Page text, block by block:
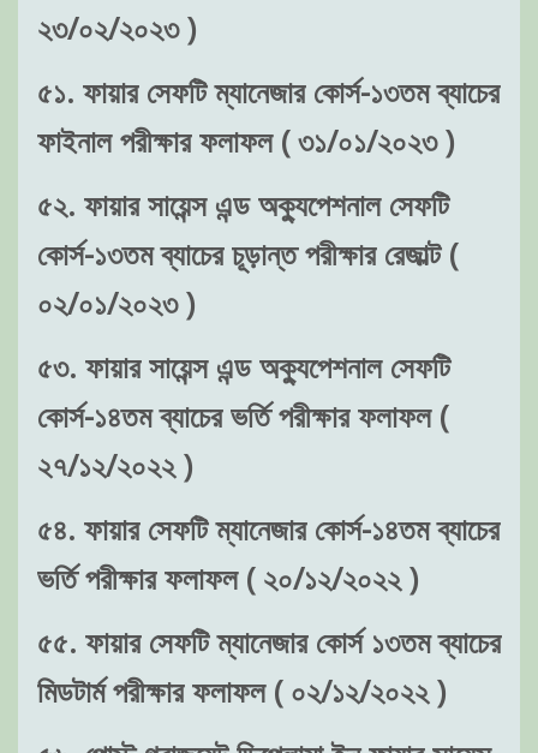
২৩/০২/২০২৩ )
৫১. ফায়ার সেফটি ম্যানেজার কোর্স-১৩তম ব্যাচের
ফাইনাল পরীক্ষার ফলাফল ( ৩১/০১/২০২৩ )
৫২. ফায়ার সায়েন্স এন্ড অক্যুপেশনাল সেফটি
কোর্স-১৩তম ব্যাচের চূড়ান্ত পরীক্ষার রেজাল্ট (
০২/০১/২০২৩ )
৫৩. ফায়ার সায়েন্স এন্ড অক্যুপেশনাল সেফটি
কোর্স-১৪তম ব্যাচের ভর্তি পরীক্ষার ফলাফল (
২৭/১২/২০২২ )
৫৪. ফায়ার সেফটি ম্যানেজার কোর্স-১৪তম ব্যাচের
ভর্তি পরীক্ষার ফলাফল ( ২০/১২/২০২২ )
৫৫. ফায়ার সেফটি ম্যানেজার কোর্স ১৩তম ব্যাচের
মিডটার্ম পরীক্ষার ফলাফল ( ০২/১২/২০২২ )